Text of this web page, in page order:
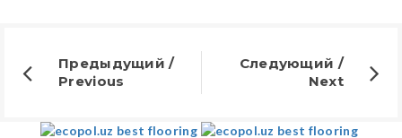
Предыдущий /
Previous
Следующий /
Next